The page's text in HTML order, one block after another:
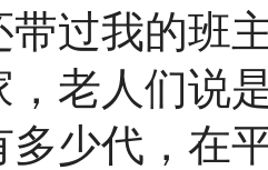
带过我的班
，老人们说
多少代，在